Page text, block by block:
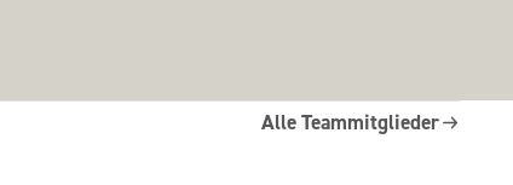
Alle Teammitglieder